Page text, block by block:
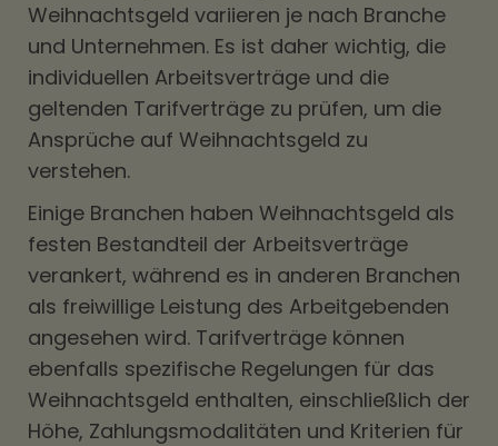
Weihnachtsgeld variieren je nach Branche
und Unternehmen. Es ist daher wichtig, die
individuellen Arbeitsverträge und die
geltenden Tarifverträge zu prüfen, um die
Ansprüche auf Weihnachtsgeld zu
verstehen.
Einige Branchen haben Weihnachtsgeld als
festen Bestandteil der Arbeitsverträge
verankert, während es in anderen Branchen
als freiwillige Leistung des Arbeitgebenden
angesehen wird. Tarifverträge können
ebenfalls spezifische Regelungen für das
Weihnachtsgeld enthalten, einschließlich der
Höhe, Zahlungsmodalitäten und Kriterien für